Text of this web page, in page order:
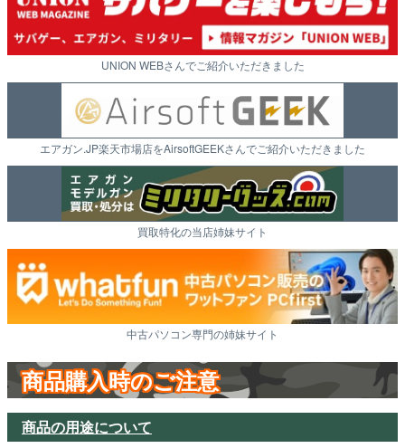
UNION WEBさんでご紹介いただきました
エアガン.JP楽天市場店をAirsoftGEEKさんでご紹介いただきました
買取特化の当店姉妹サイト
中古パソコン専門の姉妹サイト
商品購入時のご注意
商品の用途について